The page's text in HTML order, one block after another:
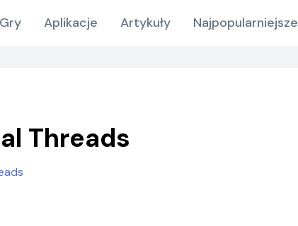
Gry Aplikacje Artykuły Najpopularniejsze
Threads